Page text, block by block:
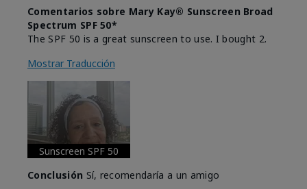
Comentarios sobre Mary Kay® Sunscreen Broad
Spectrum SPF 50*
The SPF 50 is a great sunscreen to use. I bought 2.
Mostrar Traducción
Sunscreen SPF 50
Conclusión Sí, recomendaría a un amigo